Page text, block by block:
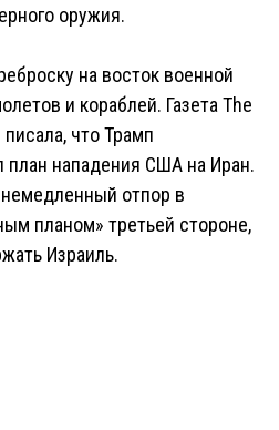
оружия.
на восток военной
и кораблей. Газета The
что Трамп
план нападения США на Иран.
отпор в
планом» третьей стороне,
Израиль.